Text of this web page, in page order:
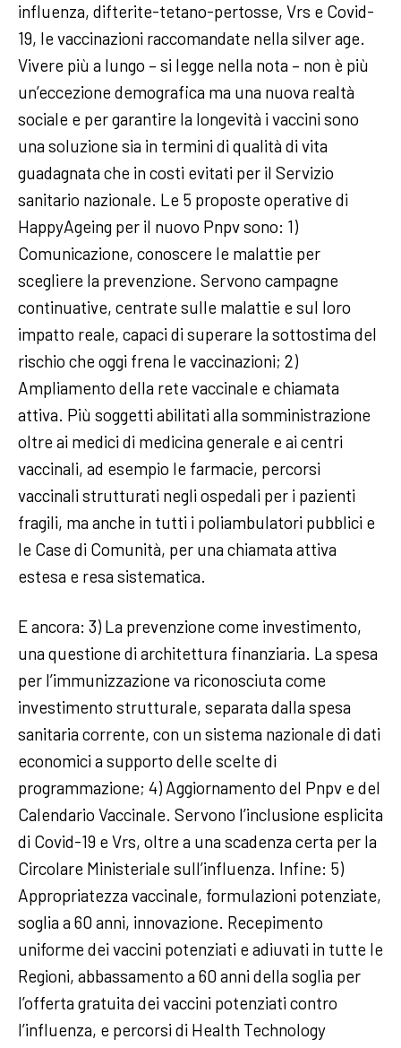
influenza, difterite-tetano-pertosse, Vrs e Covid-
19, le vaccinazioni raccomandate nella silver age.
Vivere più a lungo – si legge nella nota – non è più
un’eccezione demografica ma una nuova realtà
sociale e per garantire la longevità i vaccini sono
una soluzione sia in termini di qualità di vita
guadagnata che in costi evitati per il Servizio
sanitario nazionale. Le 5 proposte operative di
HappyAgeing per il nuovo Pnpv sono: 1)
Comunicazione, conoscere le malattie per
scegliere la prevenzione. Servono campagne
continuative, centrate sulle malattie e sul loro
impatto reale, capaci di superare la sottostima del
rischio che oggi frena le vaccinazioni; 2)
Ampliamento della rete vaccinale e chiamata
attiva. Più soggetti abilitati alla somministrazione
oltre ai medici di medicina generale e ai centri
vaccinali, ad esempio le farmacie, percorsi
vaccinali strutturati negli ospedali per i pazienti
fragili, ma anche in tutti i poliambulatori pubblici e
le Case di Comunità, per una chiamata attiva
estesa e resa sistematica.
E ancora: 3) La prevenzione come investimento,
una questione di architettura finanziaria. La spesa
per l’immunizzazione va riconosciuta come
investimento strutturale, separata dalla spesa
sanitaria corrente, con un sistema nazionale di dati
economici a supporto delle scelte di
programmazione; 4) Aggiornamento del Pnpv e del
Calendario Vaccinale. Servono l’inclusione esplicita
di Covid-19 e Vrs, oltre a una scadenza certa per la
Circolare Ministeriale sull’influenza. Infine: 5)
Appropriatezza vaccinale, formulazioni potenziate,
soglia a 60 anni, innovazione. Recepimento
uniforme dei vaccini potenziati e adiuvati in tutte le
Regioni, abbassamento a 60 anni della soglia per
l’offerta gratuita dei vaccini potenziati contro
l’influenza, e percorsi di Health Technology